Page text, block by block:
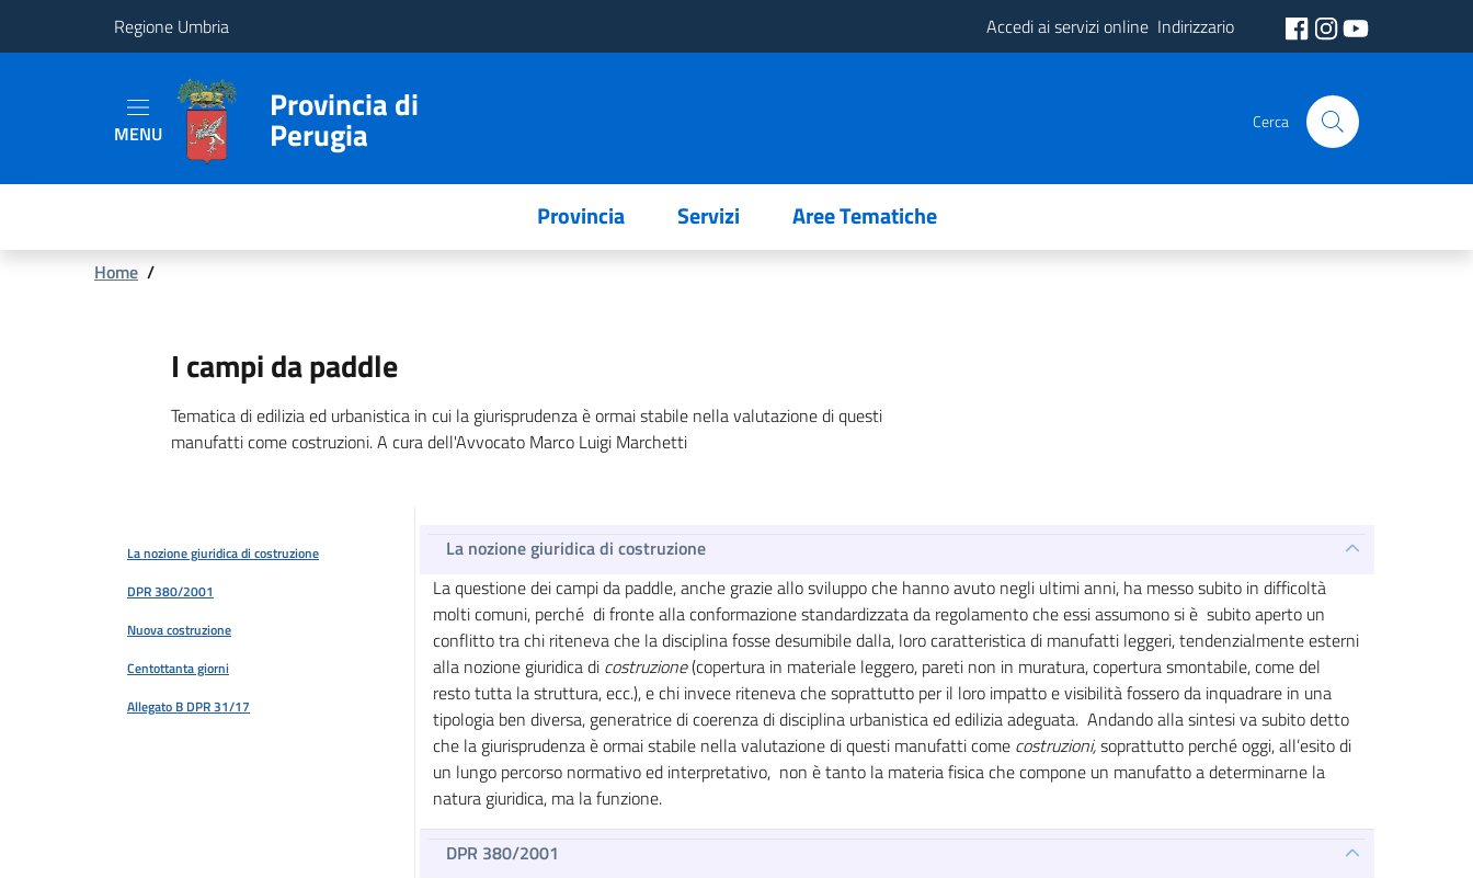
Regione Umbria Accedi ai servizi online Indirizzario
Tematiche
MENU
Provincia di
Perugia Cerca
Provincia Servizi Aree Tematiche
Briciole
pane
Home /
I campi da paddle
Tematica di edilizia ed urbanistica in cui la giurisprudenza è ormai stabile nella valutazione di questi
manufatti come costruzioni. A cura dell'Avvocato Marco Luigi Marchetti
La nozione giuridica di costruzione
DPR 380/2001
Nuova costruzione
Centottanta giorni
Allegato B DPR 31/17
La nozione giuridica di costruzione
La questione dei campi da paddle, anche grazie allo sviluppo che hanno avuto negli ultimi anni, ha messo subito in difficoltà
molti comuni, perché di fronte alla conformazione standardizzata da regolamento che essi assumono si è subito aperto un
conflitto tra chi riteneva che la disciplina fosse desumibile dalla, loro caratteristica di manufatti leggeri, tendenzialmente esterni
alla nozione giuridica di costruzione(copertura in materiale leggero, pareti non in muratura, copertura smontabile, come del
resto tutta la struttura, ecc.), e chi invece riteneva che soprattutto per il loro impatto e visibilità fossero da inquadrare in una
tipologia ben diversa, generatrice di coerenza di disciplina urbanistica ed edilizia adeguata. Andando alla sintesi va subito detto
che la giurisprudenza è ormai stabile nella valutazione di questi manufatti come costruzioni,soprattutto perché oggi, all’esito di
un lungo percorso normativo ed interpretativo, non è tanto la materia fisica che compone un manufatto a determinarne la
natura giuridica, ma la funzione.
DPR 380/2001